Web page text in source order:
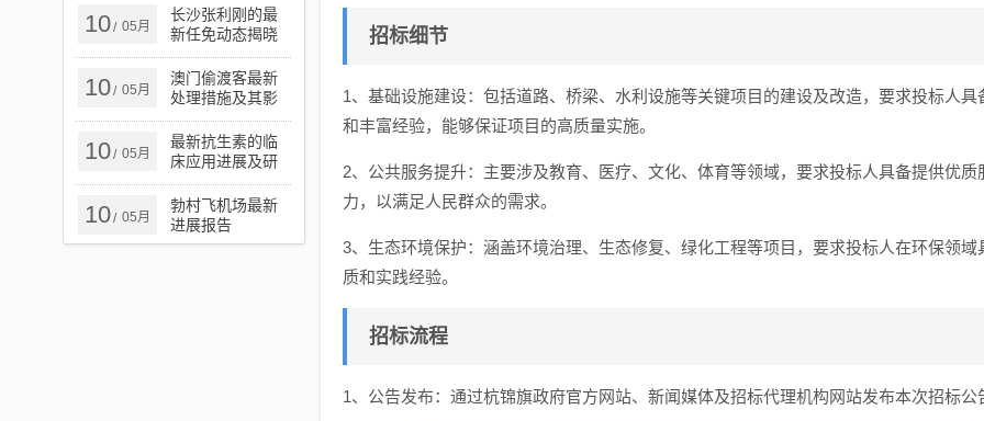
10/ 05月
长沙张利刚的最
新任免动态揭晓
10/ 05月
澳门偷渡客最新
处理措施及其影
响分析
10/ 05月
最新抗生素的临
床应用进展及研
究概述
10/ 05月
勃村飞机场最新
进展报告
招标细节
1、基础设施建设：包括道路、桥梁、水利设施等关键项目的建设及改造，要求投标人具
和丰富经验，能够保证项目的高质量实施。
2、公共服务提升：主要涉及教育、医疗、文化、体育等领域，要求投标人具备提供优质
力，以满足人民群众的需求。
3、生态环境保护：涵盖环境治理、生态修复、绿化工程等项目，要求投标人在环保领域
质和实践经验。
招标流程
1、公告发布：通过杭锦旗政府官方网站、新闻媒体及招标代理机构网站发布本次招标公